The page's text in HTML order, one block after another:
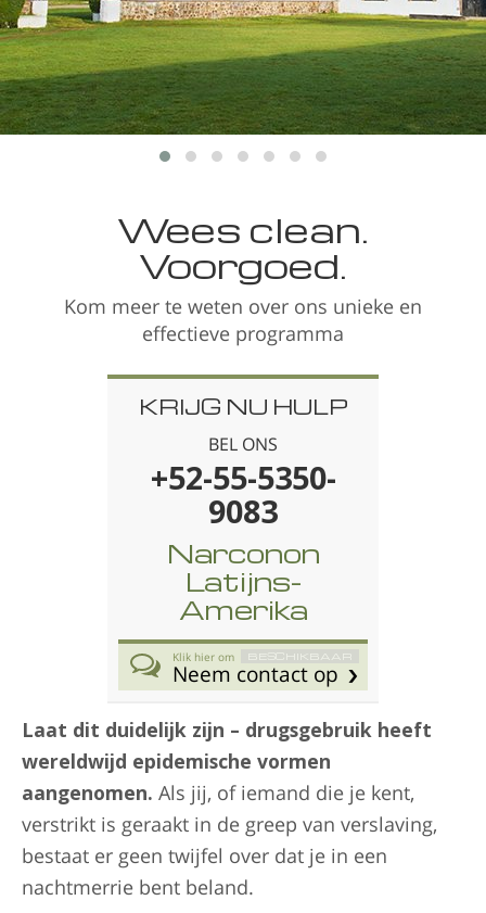
Wees clean.
Voorgoed.
Kom meer te weten over ons unieke en
effectieve programma
KRIJG NU HULP
BEL ONS
+52-55-5350-
9083
Narconon
Latijns-
Amerika
BESCHIKBAAR
Klik hier om
Neem contact op
Laat dit duidelijk zijn – drugsgebruik heeft
wereldwijd epidemische vormen
aangenomen. Als jij, of iemand die je kent,
verstrikt is geraakt in de greep van verslaving,
bestaat er geen twijfel over dat je in een
nachtmerrie bent beland.